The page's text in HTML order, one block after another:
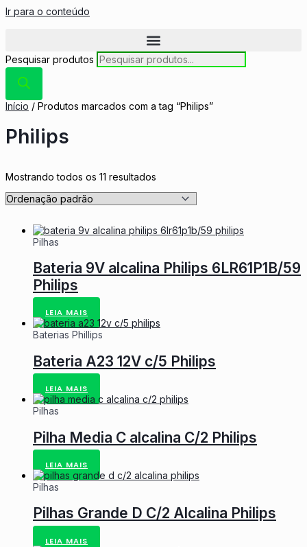
Ir para o conteúdo
Pesquisar produtos
Início / Produtos marcados com a tag “Philips”
Philips
Mostrando todos os 11 resultados
Pilhas
Bateria 9V alcalina Philips 6LR61P1B/59
Philips
LEIA MAIS
Baterias Phillips
Bateria A23 12V c/5 Philips
LEIA MAIS
Pilhas
Pilha Media C alcalina C/2 Philips
LEIA MAIS
Pilhas
Pilhas Grande D C/2 Alcalina Philips
LEIA MAIS